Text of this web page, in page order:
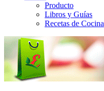
Producto
Libros y Guías
Recetas de Cocina